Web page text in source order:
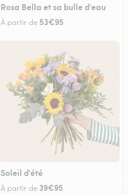
Rosa Bella et sa bulle d'eau
À partir de 53€95
Soleil d'été
À partir de 39€95